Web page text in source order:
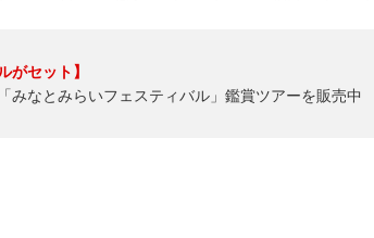
がセット】
みなとみらいフェスティバル」鑑賞ツアーを販売中